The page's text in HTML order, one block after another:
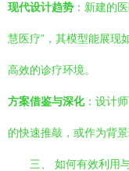
现代设计趋势 ：新建的
慧医疗”，其模型能展现
高效的诊疗环境。
方案借鉴与深化：设计
的快速推敲，或作为背
三、 如何有效利用